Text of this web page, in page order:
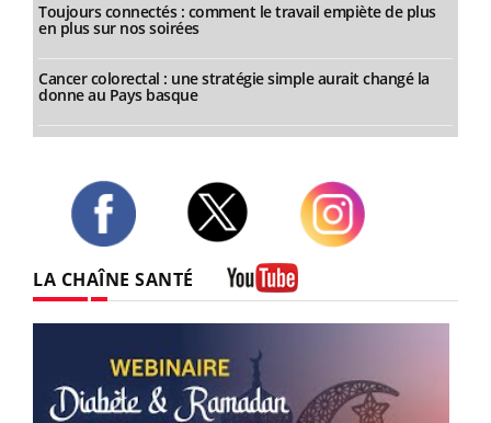
Toujours connectés : comment le travail empiète de plus
en plus sur nos soirées
Cancer colorectal : une stratégie simple aurait changé la
donne au Pays basque